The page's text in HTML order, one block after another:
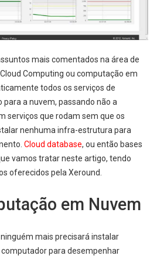
mais comentados na área de
Computing ou computação em
todos os serviços de
a nuvem, passando não a
serviços que rodam sem que os
nenhuma infra-estrutura para
Cloud database, ou então bases
vamos tratar neste artigo, tendo
oferecidos pela Xeround.
em Nuvem
mais precisará instalar
para desempenhar